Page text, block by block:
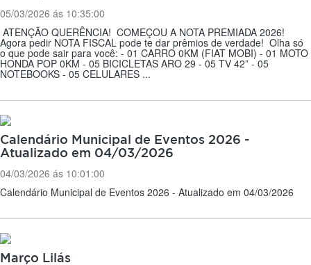
05/03/2026 ás 10:35:00
ATENÇÃO QUERÊNCIA! COMEÇOU A NOTA PREMIADA 2026!
Agora pedir NOTA FISCAL pode te dar prêmios de verdade! Olha só
o que pode sair para você: - 01 CARRO 0KM (FIAT MOBI) - 01 MOTO
HONDA POP 0KM - 05 BICICLETAS ARO 29 - 05 TV 42” - 05
NOTEBOOKS - 05 CELULARES ...
Calendário Municipal de Eventos 2026 -
Atualizado em 04/03/2026
04/03/2026 ás 10:01:00
Calendário Municipal de Eventos 2026 - Atualizado em 04/03/2026
Março Lilás